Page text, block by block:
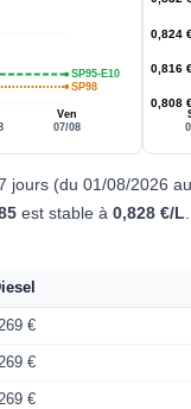
Ven
07/08
SP95-E10
SP98
0,808
0,816
0,824
jours (du 01/08/2026
est stable à 0,828 €/L
€
€
€